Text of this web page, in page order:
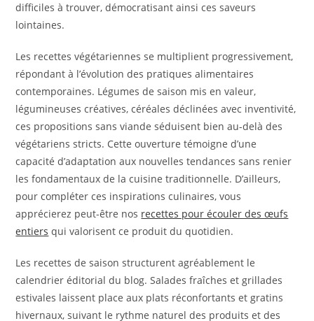
difficiles à trouver, démocratisant ainsi ces saveurs
lointaines.
Les recettes végétariennes se multiplient progressivement,
répondant à l’évolution des pratiques alimentaires
contemporaines. Légumes de saison mis en valeur,
légumineuses créatives, céréales déclinées avec inventivité,
ces propositions sans viande séduisent bien au-delà des
végétariens stricts. Cette ouverture témoigne d’une
capacité d’adaptation aux nouvelles tendances sans renier
les fondamentaux de la cuisine traditionnelle. D’ailleurs,
pour compléter ces inspirations culinaires, vous
apprécierez peut-être nos recettes pour écouler des œufs
entiers qui valorisent ce produit du quotidien.
Les recettes de saison structurent agréablement le
calendrier éditorial du blog. Salades fraîches et grillades
estivales laissent place aux plats réconfortants et gratins
hivernaux, suivant le rythme naturel des produits et des